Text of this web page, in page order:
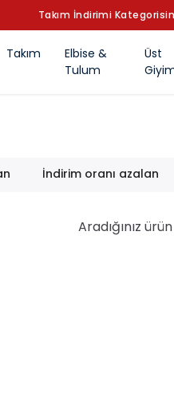
Takım İndirimi
Takım
Elbise &
Tulum
Üst
İndirim oranı azalan
Aradığınız